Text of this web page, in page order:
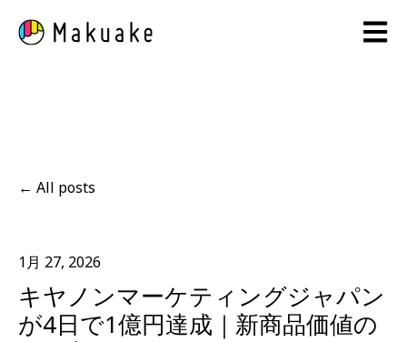
Open
All posts
1月 27, 2026
キヤノンマーケティングジャパン
が4日で1億円達成｜新商品価値の